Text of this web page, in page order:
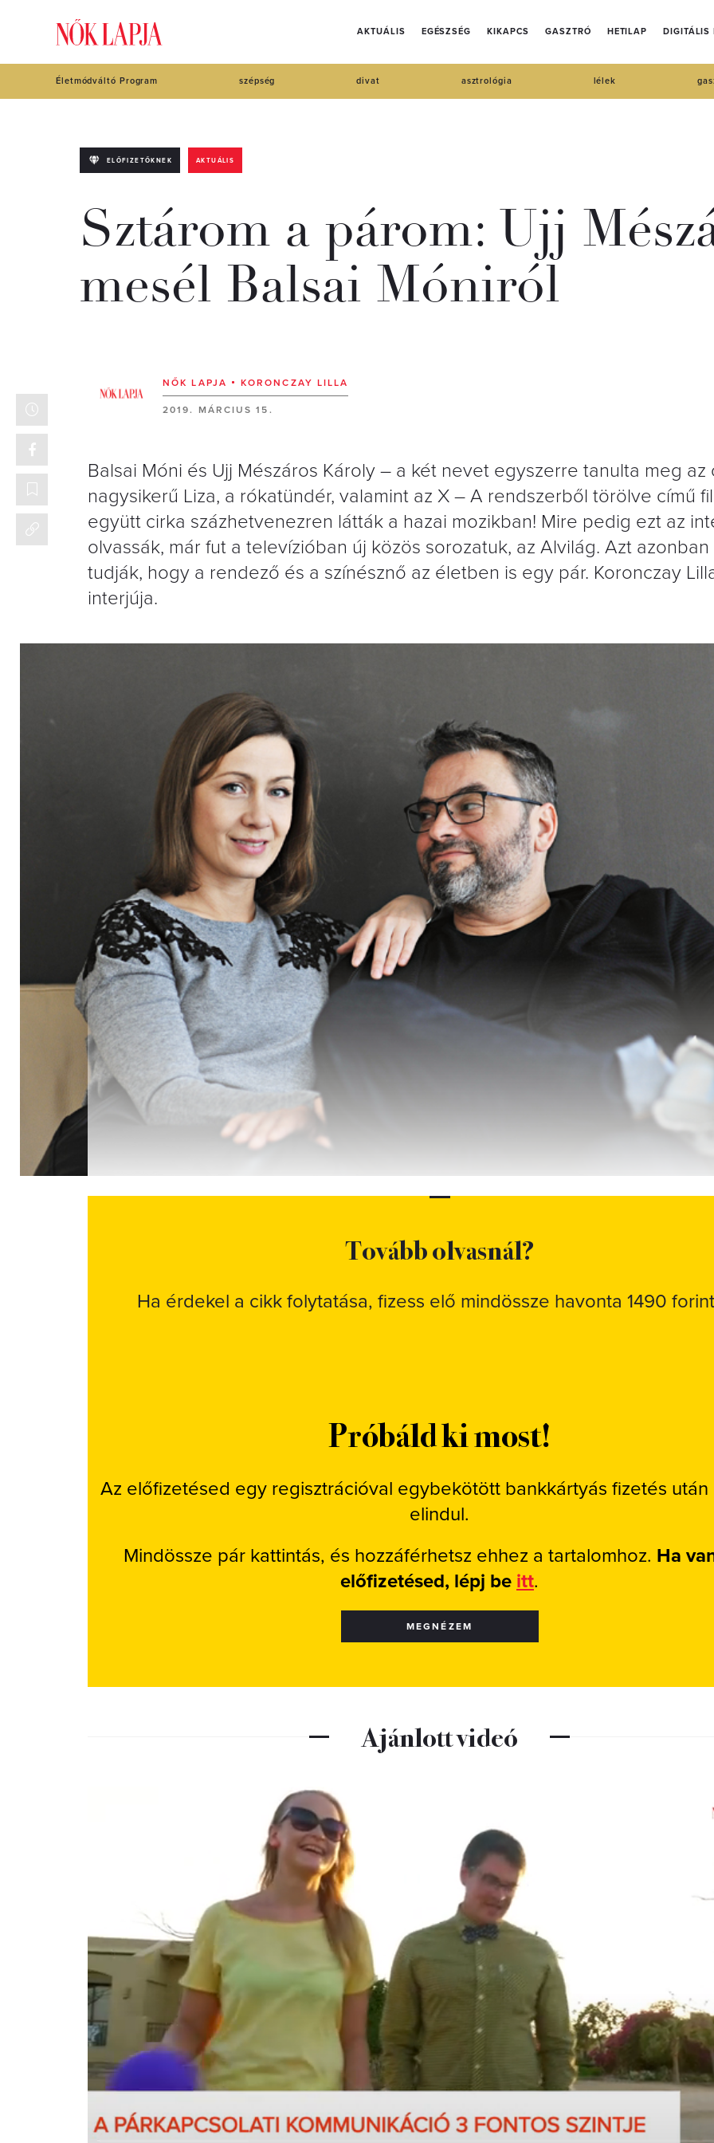
AKTUÁLIS EGÉSZSÉG KIKAPCS GASZTRÓ HETILAP DIGITÁLIS
Életmódváltó Program szépség divat asztrológia lélek
ELŐFIZETŐKNEK AKTUÁLIS
Sztárom a párom: Ujj
mesél Balsai Móniról
NŐK LAPJA KORONCZAY LILLA
2019. MÁRCIUS 15.
Balsai Móni és Ujj Mészáros Károly – a két nevet egyszerre tanulta meg az
nagysikerű Liza, a rókatündér, valamint az X – A rendszerből törölve című
együtt cirka százhetvenezren látták a hazai mozikban! Mire pedig ezt az
olvassák, már fut a televízióban új közös sorozatuk, az Alvilág. Azt
tudják, hogy a rendező és a színésznő az életben is egy pár. Koronczay
interjúja.
Tovább olvasnál?
Ha érdekel a cikk folytatása, fizess elő mindössze havonta 1490
Próbáld ki most!
Az előfizetésed egy regisztrációval egybekötött bankkártyás fizetés után
elindul.
Mindössze pár kattintás, és hozzáférhetsz ehhez a tartalomhoz. Ha
előfizetésed, lépj be itt.
MEGNÉZEM
Ajánlott videó